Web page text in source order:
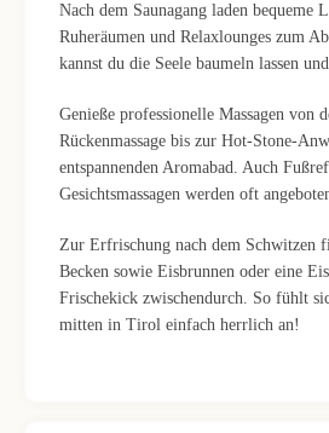
Nach dem Saunagang laden bequeme
Ruheräumen und Relaxlounges zum
kannst du die Seele baumeln lassen
Genieße professionelle Massagen von
Rückenmassage bis zur Hot-Stone-
entspannenden Aromabad. Auch
Gesichtsmassagen werden oft
Zur Erfrischung nach dem Schwitzen
Becken sowie Eisbrunnen oder eine
Frischekick zwischendurch. So fühlt
mitten in Tirol einfach herrlich an!